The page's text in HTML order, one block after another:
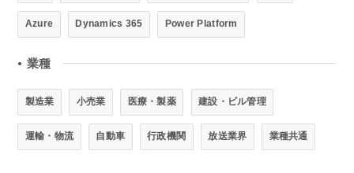
Azure Dynamics 365 Power Platform
● 業種
製造業 小売業 医療・製薬 建設・ビル管理
運輸・物流 自動車 行政機関 放送業界 業種共通